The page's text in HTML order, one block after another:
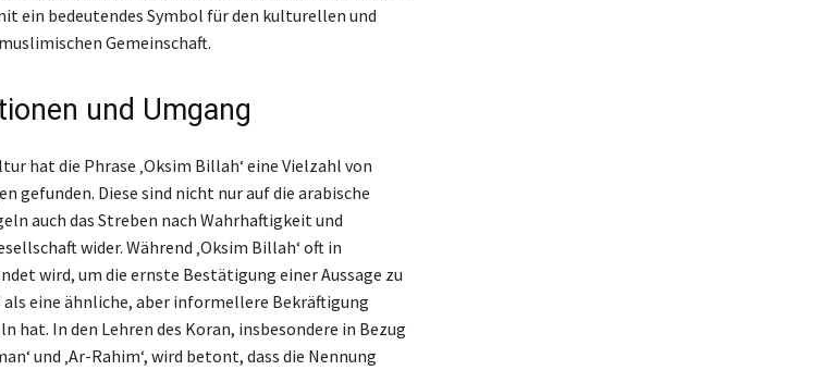
ein bedeutendes Symbol für den kulturellen und
Gemeinschaft.
und Umgang
hat die Phrase ‚Oksim Billah‘ eine Vielzahl von
gefunden. Diese sind nicht nur auf die arabische
auch das Streben nach Wahrhaftigkeit und
wider. Während ‚Oksim Billah‘ oft in
wird, um die ernste Bestätigung einer Aussage zu
als eine ähnliche, aber informellere Bekräftigung
In den Lehren des Koran, insbesondere in Bezug
und ‚Ar-Rahim‘, wird betont, dass die Nennung